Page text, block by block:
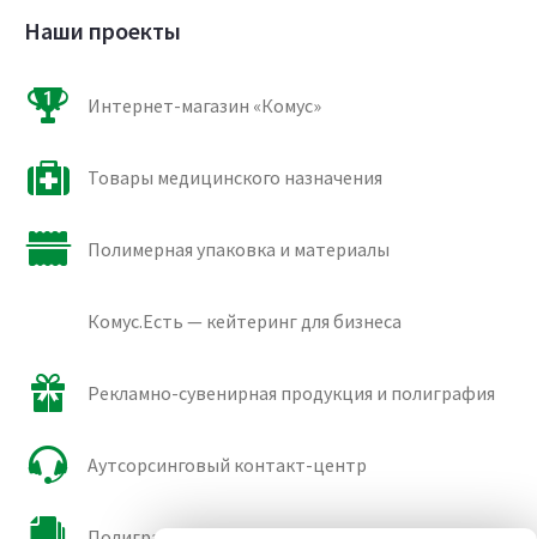
Наши проекты
Интернет-магазин «Комус»
Товары медицинского назначения
Полимерная упаковка и материалы
Комус.Есть — кейтеринг для бизнеса
Рекламно-сувенирная продукция и полиграфия
Аутсорсинговый контакт-центр